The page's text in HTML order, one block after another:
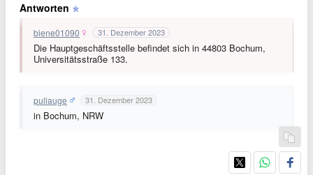
Antworten
biene01090 31. Dezember 2023
Die Hauptgeschäftsstelle befindet sich in 44803 Bochum,
Universitätsstraße 133.
pullauge 31. Dezember 2023
in Bochum, NRW